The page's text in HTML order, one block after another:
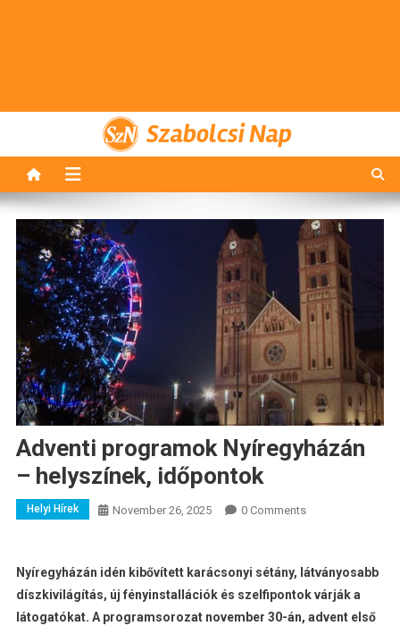
Szabolcsi Nap
Adventi programok Nyíregyházán
– helyszínek, időpontok
Helyi Hírek November 26, 2025 0 Comments
Nyíregyházán idén kibővített karácsonyi sétány, látványosabb
díszkivilágítás, új fényinstallációk és szelfipontok várják a
látogatókat. A programsorozat november 30-án, advent első